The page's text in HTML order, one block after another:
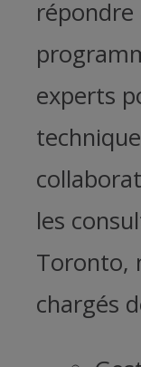
experts
les
Toronto,
chargés